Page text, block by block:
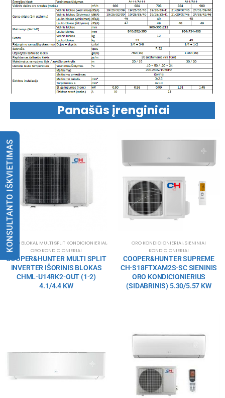
Panašūs įrenginiai
LAUKO BLOKAI, MULTI SPLIT KONDICIONIERIAI,
ORO KONDICIONIERIAI
COOPER&HUNTER MULTI SPLIT
INVERTER IŠORINIS BLOKAS
CHML-U14RK2-OUT (1-2)
4.1/4.4 KW
ORO KONDICIONIERIAI,SIENINIAI
KONDICIONIERIAI
COOPER&HUNTER SUPREME
CH-S18FTXAM2S-SC SIENINIS
ORO KONDICIONIERIUS
(SIDABRINIS) 5.30/5.57 KW
KONSULTANTO IŠKVIETIMAS